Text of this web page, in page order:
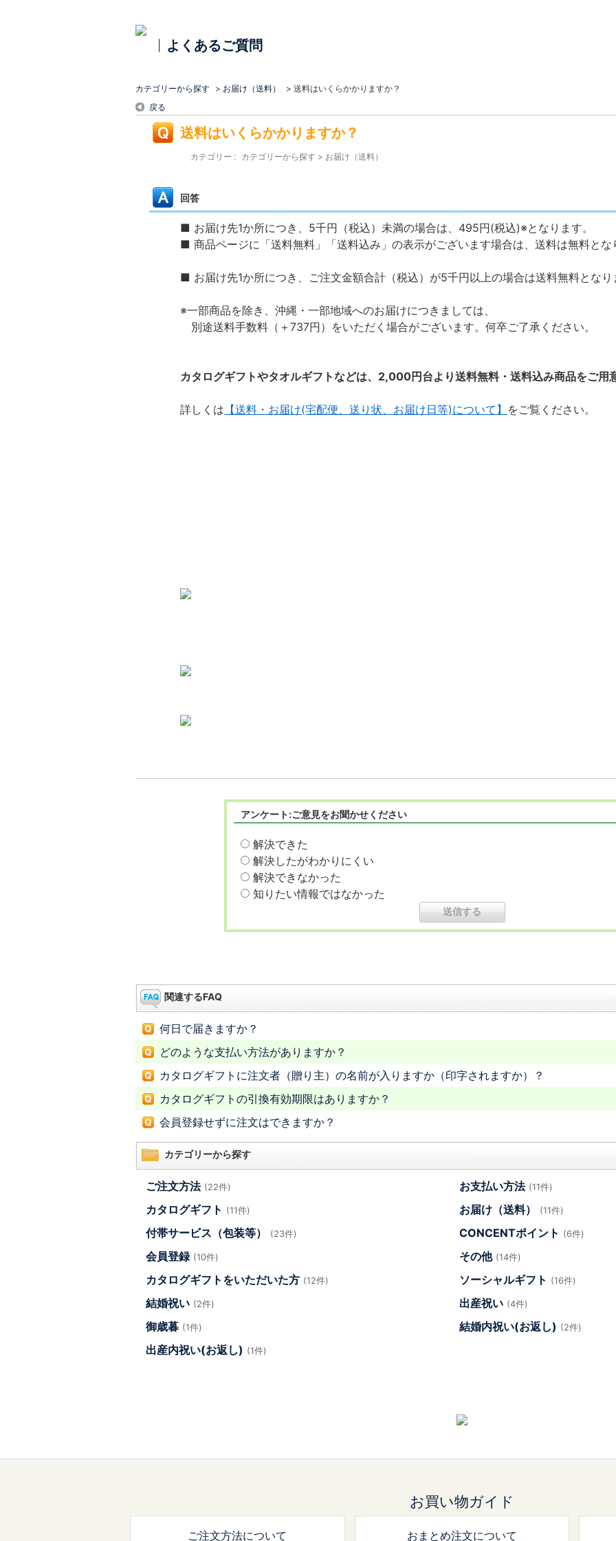
よくあるご質問
カテゴリーから探す > お届け（送料） > 送料はいくらかかりますか？
戻る
送料はいくらかかりますか？
カテゴリー : カテゴリーから探す > お届け（送料）
回答
■ お届け先1か所につき、5千円（税込）未満の場合は、495円(税込)※となります。
■ 商品ページに「送料無料」「送料込み」の表示がございます場合は、送料は無料とな
■ お届け先1か所につき、ご注文金額合計（税込）が5千円以上の場合は送料無料となり
※一部商品を除き、沖縄・一部地域へのお届けにつきましては、
別途送料手数料（＋737円）をいただく場合がございます。何卒ご了承ください。
カタログギフトやタオルギフトなどは、2,000円台より送料無料・送料込み商品をご用
詳しくは 【送料・お届け(宅配便、送り状、お届け日等)について】 をご覧ください。
アンケート:ご意見をお聞かせください
解決できた
解決したがわかりにくい
解決できなかった
知りたい情報ではなかった
関連するFAQ
何日で届きますか？
どのような支払い方法がありますか？
カタログギフトに注文者（贈り主）の名前が入りますか（印字されますか）？
カタログギフトの引換有効期限はありますか？
会員登録せずに注文はできますか？
カテゴリーから探す
ご注文方法 (22件) お支払い方法 (11件)
カタログギフト (11件) お届け（送料） (11件)
付帯サービス（包装等） (23件) CONCENTポイント (6件)
会員登録 (10件) その他 (14件)
カタログギフトをいただいた方 (12件) ソーシャルギフト (16件)
結婚祝い (2件) 出産祝い (4件)
御歳暮 (1件) 結婚内祝い(お返し) (2件)
出産内祝い(お返し) (1件)
お買い物ガイド
ご注文方法について おまとめ注文について